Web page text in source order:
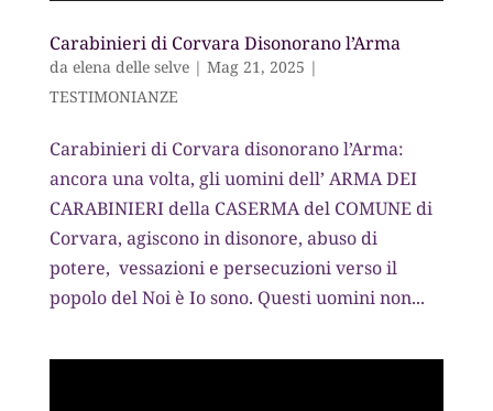
Carabinieri di Corvara Disonorano l’Arma
da elena delle selve| Mag 21, 2025 |
TESTIMONIANZE
Carabinieri di Corvara disonorano l’Arma:
ancora una volta, gli uomini dell’ ARMA DEI
CARABINIERI della CASERMA del COMUNE di
Corvara, agiscono in disonore, abuso di
potere, vessazioni e persecuzioni verso il
popolo del Noi è Io sono. Questi uomini non...